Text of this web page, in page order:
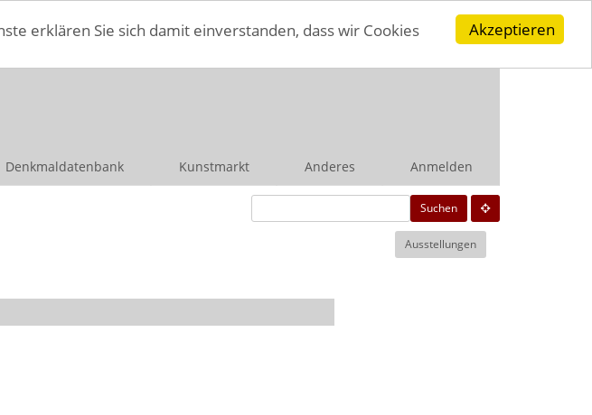
Akzeptieren
erklären Sie sich damit einverstanden, dass wir Cookies
Denkmaldatenbank Kunstmarkt Anderes Anmelden
Suchen
Ausstellungen